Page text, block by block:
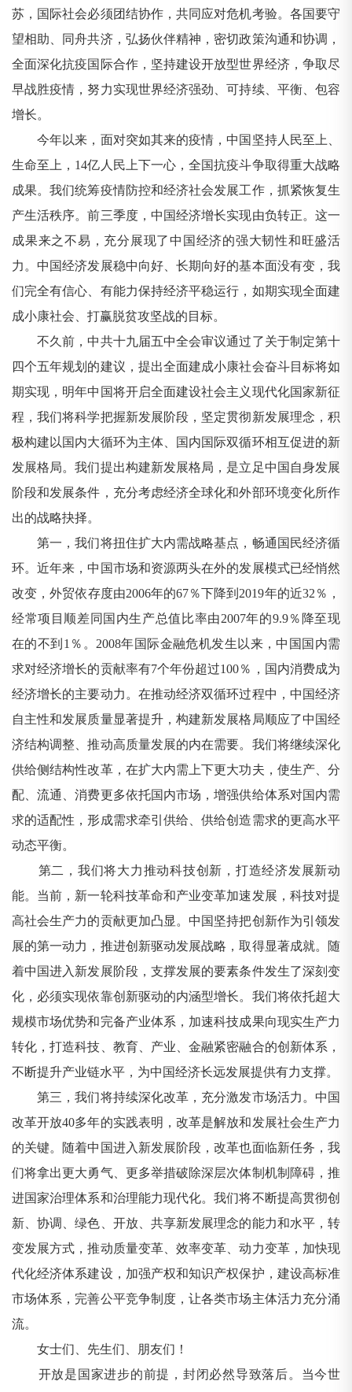
苏，国际社会必须团结协作，共同应对危机考验。各国要守
望相助、同舟共济，弘扬伙伴精神，密切政策沟通和协调，
全面深化抗疫国际合作，坚持建设开放型世界经济，争取尽
早战胜疫情，努力实现世界经济强劲、可持续、平衡、包容
增长。
今年以来，面对突如其来的疫情，中国坚持人民至上、
生命至上，14亿人民上下一心，全国抗疫斗争取得重大战略
成果。我们统筹疫情防控和经济社会发展工作，抓紧恢复生
产生活秩序。前三季度，中国经济增长实现由负转正。这一
成果来之不易，充分展现了中国经济的强大韧性和旺盛活
力。中国经济发展稳中向好、长期向好的基本面没有变，我
们完全有信心、有能力保持经济平稳运行，如期实现全面建
成小康社会、打赢脱贫攻坚战的目标。
不久前，中共十九届五中全会审议通过了关于制定第十
四个五年规划的建议，提出全面建成小康社会奋斗目标将如
期实现，明年中国将开启全面建设社会主义现代化国家新征
程，我们将科学把握新发展阶段，坚定贯彻新发展理念，积
极构建以国内大循环为主体、国内国际双循环相互促进的新
发展格局。我们提出构建新发展格局，是立足中国自身发展
阶段和发展条件，充分考虑经济全球化和外部环境变化所作
出的战略抉择。
第一，我们将扭住扩大内需战略基点，畅通国民经济循
环。近年来，中国市场和资源两头在外的发展模式已经悄然
改变，外贸依存度由2006年的67％下降到2019年的近32％，
经常项目顺差同国内生产总值比率由2007年的9.9％降至现
在的不到1％。2008年国际金融危机发生以来，中国国内需
求对经济增长的贡献率有7个年份超过100％，国内消费成为
经济增长的主要动力。在推动经济双循环过程中，中国经济
自主性和发展质量显著提升，构建新发展格局顺应了中国经
济结构调整、推动高质量发展的内在需要。我们将继续深化
供给侧结构性改革，在扩大内需上下更大功夫，使生产、分
配、流通、消费更多依托国内市场，增强供给体系对国内需
求的适配性，形成需求牵引供给、供给创造需求的更高水平
动态平衡。
第二，我们将大力推动科技创新，打造经济发展新动
能。当前，新一轮科技革命和产业变革加速发展，科技对提
高社会生产力的贡献更加凸显。中国坚持把创新作为引领发
展的第一动力，推进创新驱动发展战略，取得显著成就。随
着中国进入新发展阶段，支撑发展的要素条件发生了深刻变
化，必须实现依靠创新驱动的内涵型增长。我们将依托超大
规模市场优势和完备产业体系，加速科技成果向现实生产力
转化，打造科技、教育、产业、金融紧密融合的创新体系，
不断提升产业链水平，为中国经济长远发展提供有力支撑。
第三，我们将持续深化改革，充分激发市场活力。中国
改革开放40多年的实践表明，改革是解放和发展社会生产力
的关键。随着中国进入新发展阶段，改革也面临新任务，我
们将拿出更大勇气、更多举措破除深层次体制机制障碍，推
进国家治理体系和治理能力现代化。我们将不断提高贯彻创
新、协调、绿色、开放、共享新发展理念的能力和水平，转
变发展方式，推动质量变革、效率变革、动力变革，加快现
代化经济体系建设，加强产权和知识产权保护，建设高标准
市场体系，完善公平竞争制度，让各类市场主体活力充分涌
流。
女士们、先生们、朋友们！
开放是国家进步的前提，封闭必然导致落后。当今世